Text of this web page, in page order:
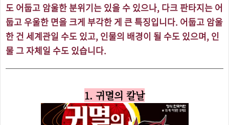
도 어둡고 암울한 분위기는 있을 수 있으나, 다크 판타지는 어
둡고 우울한 면을 크게 부각한 게 큰 특징입니다. 어둡고 암울
한 건 세계관일 수도 있고, 인물의 배경이 될 수도 있으며, 인
물 그 자체일 수도 있습니다.
1. 귀멸의 칼날